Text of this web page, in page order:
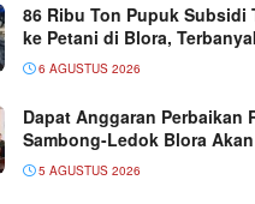
86 Ribu Ton Pupuk Subsidi
ke Petani di Blora,
6 AGUSTUS 2026
Dapat Anggaran Perbaikan
Sambong-Ledok Blora
5 AGUSTUS 2026